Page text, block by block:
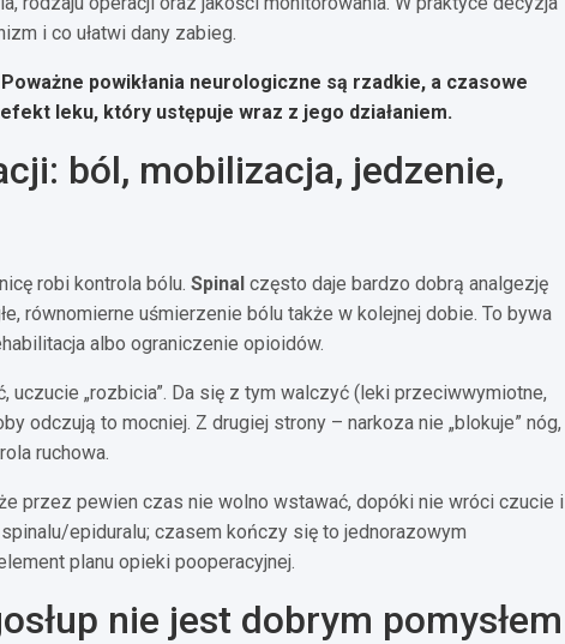
i co ułatwi dany zabieg.
Poważne powikłania neurologiczne są rzadkie, a czasowe
leku, który ustępuje wraz z jego działaniem.
ból, mobilizacja, jedzenie,
robi kontrola bólu. Spinal często daje bardzo dobrą analgezję
równomierne uśmierzenie bólu także w kolejnej dobie. To bywa
albo ograniczenie opioidów.
uczucie „rozbicia”. Da się z tym walczyć (leki przeciwwymiotne,
odczują to mocniej. Z drugiej strony – narkoza nie „blokuje” nóg,
ruchowa.
przez pewien czas nie wolno wstawać, dopóki nie wróci czucie i
epiduralu; czasem kończy się to jednorazowym
planu opieki pooperacyjnej.
nie jest dobrym pomysłem